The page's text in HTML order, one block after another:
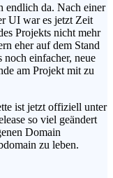
endlich da. Nach einer
UI war es jetzt Zeit
Projekts nicht mehr
eher auf dem Stand
einfacher, neue
am Projekt mit zu
ist jetzt offiziell unter
so viel geändert
Domain
zu leben.